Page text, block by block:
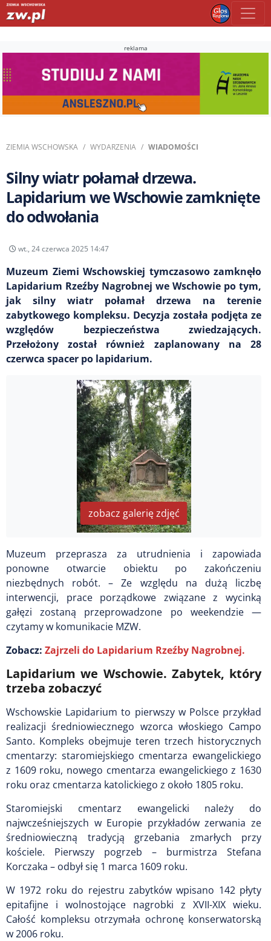
reklama
ZIEMIA WSCHOWSKA WYDARZENIA WIADOMOŚCI
Silny wiatr połamał drzewa.
Lapidarium we Wschowie zamknięte
do odwołania
wt., 24 czerwca 2025 14:47
Muzeum Ziemi Wschowskiej tymczasowo zamknęło
Lapidarium Rzeźby Nagrobnej we Wschowie po tym,
jak silny wiatr połamał drzewa na terenie
zabytkowego kompleksu. Decyzja została podjęta ze
względów bezpieczeństwa zwiedzających.
Przełożony został również zaplanowany na 28
czerwca spacer po lapidarium.
zobacz galerię zdjęć
Muzeum przeprasza za utrudnienia i zapowiada
ponowne otwarcie obiektu po zakończeniu
niezbędnych robót. –Ze względu na dużą liczbę
interwencji, prace porządkowe związane z wycinką
gałęzi zostaną przeprowadzone po weekendzie —
czytamy w komunikacie MZW.
Zobacz: Zajrzeli do Lapidarium Rzeźby Nagrobnej.
Lapidarium we Wschowie. Zabytek, który
trzeba zobaczyć
Wschowskie Lapidarium to pierwszy w Polsce przykład
realizacji średniowiecznego wzorca włoskiego Campo
Santo. Kompleks obejmuje teren trzech historycznych
cmentarzy: staromiejskiego cmentarza ewangelickiego
z 1609 roku, nowego cmentarza ewangelickiego z 1630
roku oraz cmentarza katolickiego z około 1805 roku.
Staromiejski cmentarz ewangelicki należy do
najwcześniejszych w Europie przykładów zerwania ze
średniowieczną tradycją grzebania zmarłych przy
kościele. Pierwszy pogrzeb – burmistrza Stefana
Korczaka – odbył się 1 marca 1609 roku.
W 1972 roku do rejestru zabytków wpisano 142 płyty
epitafijne i wolnostojące nagrobki z XVII-XIX wieku.
Całość kompleksu otrzymała ochronę konserwatorską
w 2006 roku.